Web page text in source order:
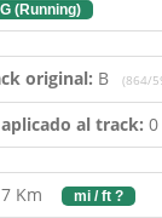
(Running)
original: B (864/
al track: 0
Km mi / ft ?